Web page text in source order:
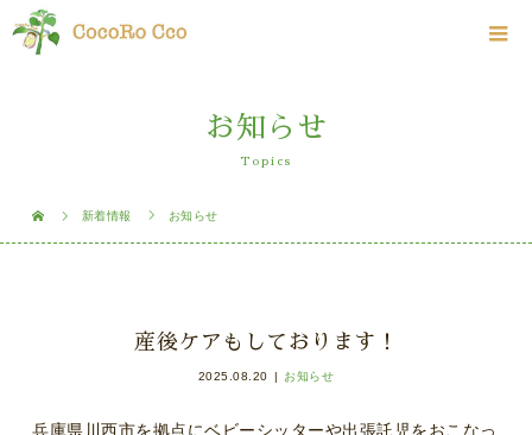
お知らせ
Topics
新着情報 お知らせ
産後ケアもしております！
2025.08.20 お知らせ
兵庫県川西市を拠点にベビーシッターや出張託児をおこなっ